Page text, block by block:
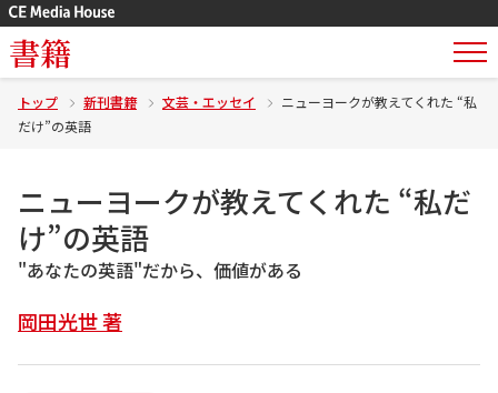
書籍
トップ 新刊書籍 文芸・エッセイ
ニューヨークが教えてくれた “私
だけ”の英語
ニューヨークが教えてくれた “私だ
け”の英語
"あなたの英語"だから、価値がある
岡田光世 著